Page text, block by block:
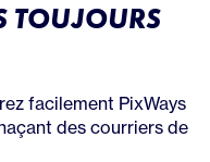
TOUJOURS
facilement PixWays
des courriers de